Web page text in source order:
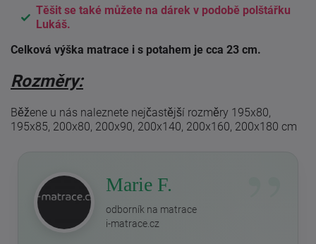
Těšit se také můžete na dárek v podobě polštářku
Lukáš.
Celková výška matrace i s potahem je cca 23 cm.
Rozměry:
Běžene u nás naleznete nejčastější rozměry 195x80,
195x85, 200x80, 200x90, 200x140, 200x160, 200x180 cm
Marie F.
odborník na matrace
i-matrace.cz